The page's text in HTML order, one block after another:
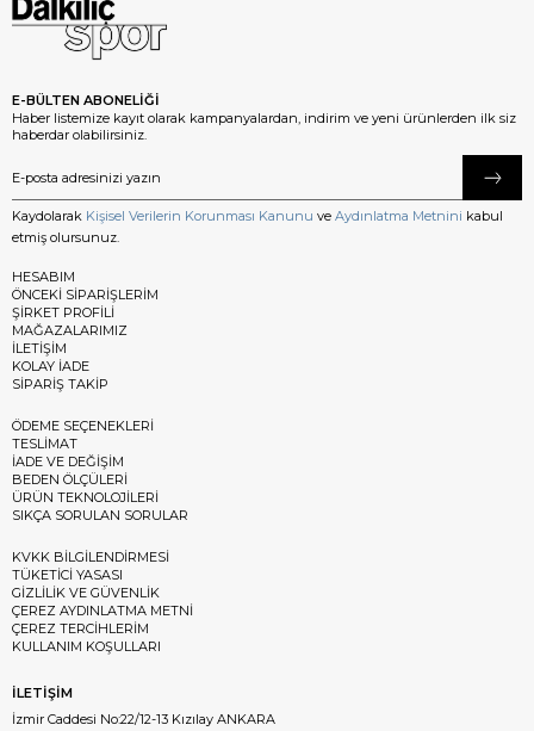
E-BÜLTEN ABONELİĞİ
Haber listemize kayıt olarak kampanyalardan, indirim ve yeni ürünlerden ilk siz
haberdar olabilirsiniz.
Kaydolarak Kişisel Verilerin Korunması Kanunu ve Aydınlatma Metnini kabul
etmiş olursunuz.
HESABIM
ÖNCEKİ SİPARİŞLERİM
ŞİRKET PROFİLİ
MAĞAZALARIMIZ
İLETİŞİM
KOLAY İADE
SİPARİŞ TAKİP
ÖDEME SEÇENEKLERİ
TESLİMAT
İADE VE DEĞİŞİM
BEDEN ÖLÇÜLERİ
ÜRÜN TEKNOLOJİLERİ
SIKÇA SORULAN SORULAR
KVKK BİLGİLENDİRMESİ
TÜKETİCİ YASASI
GİZLİLİK VE GÜVENLİK
ÇEREZ AYDINLATMA METNİ
ÇEREZ TERCİHLERİM
KULLANIM KOŞULLARI
İLETİŞİM
İzmir Caddesi No:22/12-13 Kızılay ANKARA